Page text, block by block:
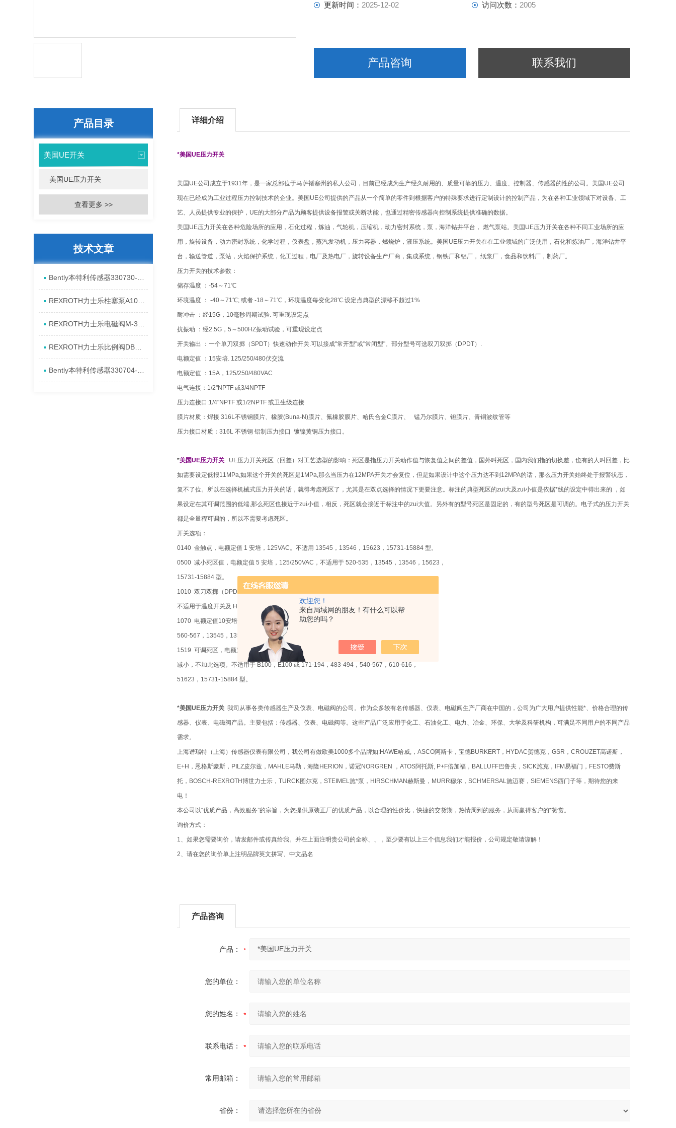
欢迎您！
来自局域网的朋友！有什么可以帮
助您的吗？
更新时间： 2025-12-02 访问次数： 2005
产品咨询 联系我们
产品目录
美国UE开关
美国UE压力开关
查看更多 >>
技术文章
详细介绍
*美国UE压力开关
美国UE公司成立于1931年，是一家总部位于马萨褚塞州的私人公司，目前已经成为生产经久耐用的、质量可靠的压力、温度、控制器、传感器的性的公司。美国UE公司
现在已经成为工业过程压力控制技术的企业。美国UE公司提供的产品从一个简单的零件到根据客户的特殊要求进行定制设计的控制产品，为在各种工业领域下对设备、工
艺、人员提供专业的保护，UE的大部分产品为顾客提供设备报警或关断功能，也通过精密传感器向控制系统提供准确的数据。
美国UE压力开关在各种危险场所的应用，石化过程，炼油，气轮机，压缩机，动力密封系统，泵，海洋钻井平台， 燃气泵站。美国UE压力开关在各种不同工业场所的应
用，旋转设备，动力密封系统，化学过程，仪表盘，蒸汽发动机，压力容器，燃烧炉，液压系统。美国UE压力开关在在工业领域的广泛使用，石化和炼油厂，海洋钻井平
台，输送管道，泵站，火焰保护系统，化工过程，电厂及热电厂，旋转设备生产厂商，集成系统，钢铁厂和铝厂， 纸浆厂，食品和饮料厂，制药厂。
压力开关的技术参数：
储存温度 ：-54～71℃
环境温度 ： -40～71℃; 或者 -18～71℃，环境温度每变化28℃.设定点典型的漂移不超过1%
耐冲击 ：经15G，10毫秒周期试验. 可重现设定点
抗振动 ：经2.5G，5～500HZ振动试验，可重现设定点
开关输出 ：一个单刀双掷（SPDT）快速动作开关.可以接成"常开型"或"常闭型"。部分型号可选双刀双掷（DPDT）.
电额定值 ：15安培. 125/250/480伏交流
电额定值 ：15A，125/250/480VAC
电气连接：1/2"NPTF 或3/4NPTF
压力连接口:1/4"NPTF 或1/2NPTF 或卫生级连接
膜片材质：焊接 316L不锈钢膜片、橡胶(Buna-N)膜片、氟橡胶膜片、哈氏合金C膜片、 锰乃尔膜片、钽膜片、青铜波纹管等
压力接口材质：316L 不锈钢 铝制压力接口 镀镍黄铜压力接口。
*美国UE压力开关 UE压力开关死区（回差）对工艺选型的影响：死区是指压力开关动作值与恢复值之间的差值，国外叫死区，国内我们指的切换差，也有的人叫回差，比
如需要设定低报11MPa,如果这个开关的死区是1MPa,那么当压力在12MPA开关才会复位，但是如果设计中这个压力达不到12MPA的话，那么压力开关始终处于报警状态，
复不了位。所以在选择机械式压力开关的话，就得考虑死区了，尤其是在双点选择的情况下更要注意。标注的典型死区的zui大及zui小值是依据*线的设定中得出来的 ，如
果设定在其可调范围的低端,那么死区也接近于zui小值，相反，死区就会接近于标注中的zui大值。另外有的型号死区是固定的，有的型号死区是可调的。电子式的压力开关
都是全量程可调的，所以不需要考虑死区。
开关选项：
0140 金触点，电额定值 1 安培，125VAC。不适用 13545，13546，15623，15731-15884 型。
0500 减小死区值，电额定值 5 安培，125/250VAC，不适用于 520-535，13545，13546，15623，
15731-15884 型。
1010 双刀双掷（DPDT）开关，电额定值 10 安培，125/250VAC，死区和zui小设定点将增大；
不适用于温度开关及 H100K 型或 171-194，483-567 和 680，15623，15731-15884 型。
1070 电额定值10安培，125伏直流；死区和zui小设定点将增大；不适用于171-194，483-535，
560-567，13545，13546，15623，15731-15884 型。
1519 可调死区，电额定值 15 安培，125/250/480VAC，调节轮仅能增大死区的值，如需要
减小，不加此选项。不适用于 B100，E100 或 171-194，483-494，540-567，610-616，
51623，15731-15884 型。
*美国UE压力开关 我司从事各类传感器生产及仪表、电磁阀的公司。作为众多较有名传感器、仪表、电磁阀生产厂商在中国的，公司为广大用户提供性能*、价格合理的传
感器、仪表、电磁阀产品。主要包括：传感器、仪表、电磁阀等。这些产品广泛应用于化工、石油化工、电力、冶金、环保、大学及科研机构，可满足不同用户的不同产品
需求。
上海谱瑞特（上海）传感器仪表有限公司，我公司有做欧美1000多个品牌如:HAWE哈威,，ASCO阿斯卡，宝德BURKERT，HYDAC贺德克，GSR，CROUZET高诺斯，
E+H，恩格斯豪斯，PILZ皮尔兹，MAHLE马勒，海隆HERION，诺冠NORGREN ，ATOS阿托斯, P+F倍加福，BALLUFF巴鲁夫，SICK施克，IFM易福门，FESTO费斯
托，BOSCH-REXROTH博世力士乐，TURCK图尔克，STEIMEL施*泵，HIRSCHMAN赫斯曼，MURR穆尔，SCHMERSAL施迈赛，SIEMENS西门子等，期待您的来
电！
本公司以“优质产品，高效服务”的宗旨，为您提供原装正厂的优质产品，以合理的性价比，快捷的交货期，热情周到的服务，从而赢得客户的*赞赏。
询价方式：
1、如果您需要询价，请发邮件或传真给我。并在上面注明贵公司的全称、、，至少要有以上三个信息我们才能报价，公司规定敬请谅解！
2、请在您的询价单上注明品牌英文拼写、中文品名
产品咨询
产品：
您的单位：
您的姓名：
联系电话：
常用邮箱：
省份：